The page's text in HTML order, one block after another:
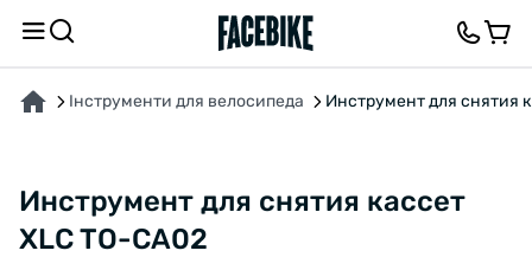
Інструменти для велосипеда Инструмент для снятия
Инструмент для снятия кассет
XLC TO-CA02
ПРО ТОВАР ВІДГУКИ ТА ЗАПИТАННЯ